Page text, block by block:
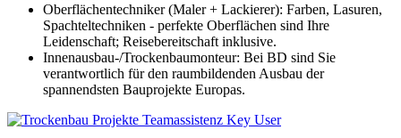
Oberflächentechniker (Maler + Lackierer): Farben, Lasuren,
Spachteltechniken - perfekte Oberflächen sind Ihre
Leidenschaft; Reisebereitschaft inklusive.
Innenausbau-/Trockenbaumonteur: Bei BD sind Sie
verantwortlich für den raumbildenden Ausbau der
spannendsten Bauprojekte Europas.